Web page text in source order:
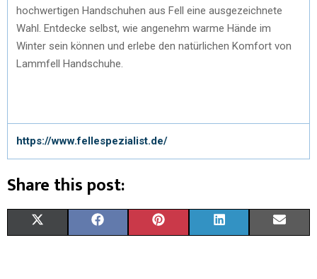
hochwertigen Handschuhen aus Fell eine ausgezeichnete
Wahl. Entdecke selbst, wie angenehm warme Hände im
Winter sein können und erlebe den natürlichen Komfort von
Lammfell Handschuhe.
https://www.fellespezialist.de/
Share this post: